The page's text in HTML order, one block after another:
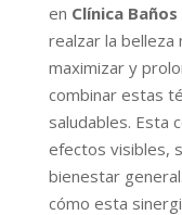
en Clínica Baños
realzar la belleza
maximizar y
combinar estas
saludables. Esta
efectos visibles,
bienestar
cómo esta